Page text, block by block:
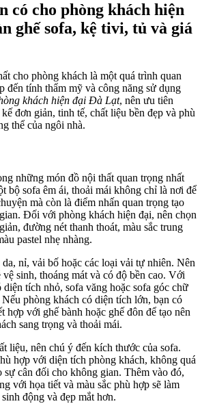
có cho phòng khách hiện
ghế sofa, kệ tivi, tủ và giá
cho phòng khách là một quá trình quan
đến tính thẩm mỹ và công năng sử dụng
khách hiện đại Đà Lạt, nên ưu tiên
đơn giản, tinh tế, chất liệu bền đẹp và phù
thể của ngôi nhà.
những món đồ nội thất quan trọng nhất
bộ sofa êm ái, thoải mái không chỉ là nơi để
mà còn là điểm nhấn quan trọng tạo
Đối với phòng khách hiện đại, nên chọn
đường nét thanh thoát, màu sắc trung
pastel nhẹ nhàng.
nỉ, vải bố hoặc các loại vải tự nhiên. Nên
sinh, thoáng mát và có độ bền cao. Với
tích nhỏ, sofa văng hoặc sofa góc chữ
phòng khách có diện tích lớn, bạn có
hợp với ghế bành hoặc ghế đôn để tạo nên
sang trọng và thoải mái.
liệu, nên chú ý đến kích thước của sofa.
hợp với diện tích phòng khách, không quá
sự cân đối cho không gian. Thêm vào đó,
với họa tiết và màu sắc phù hợp sẽ làm
động và đẹp mắt hơn.